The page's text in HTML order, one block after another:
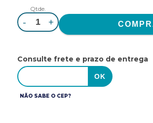
Qtde.
- +
Consulte frete e prazo de entrega
NÃO SABE O CEP?